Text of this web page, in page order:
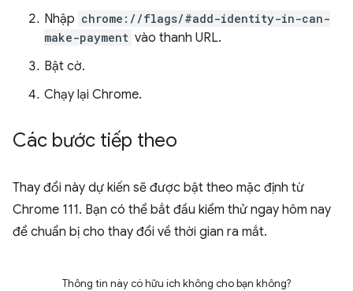
Nhập chrome://flags/#add-identity-in-can-
make-payment vào thanh URL.
Bật cờ.
Chạy lại Chrome.
Các bước tiếp theo
Thay đổi này dự kiến sẽ được bật theo mặc định từ
Chrome 111. Bạn có thể bắt đầu kiểm thử ngay hôm nay
để chuẩn bị cho thay đổi về thời gian ra mắt.
Thông tin này có hữu ích không cho bạn không?